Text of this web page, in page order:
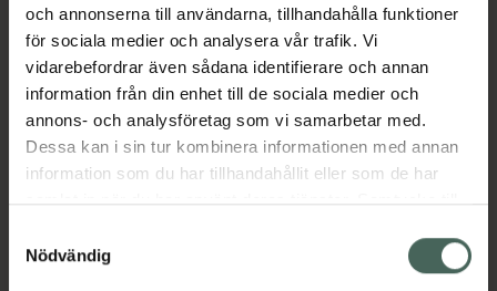
och annonserna till användarna, tillhandahålla funktioner
för sociala medier och analysera vår trafik. Vi
vidarebefordrar även sådana identifierare och annan
information från din enhet till de sociala medier och
annons- och analysföretag som vi samarbetar med.
Dessa kan i sin tur kombinera informationen med annan
information som du har tillhandahållit eller som de har
samlat in när du har använt deras tjänster. Samtycke till
återkalla ditt samtycke via webbplatsens
cookieinställningar. Ett återkallat samtycke påverkar inte
Nödvändig
Stängt:12:15-13:00
Måndag 08:30 - 16:00 , stängt: 12:15
08:30 , stängt: 12:15 13:00
Onsdag 08:30-16:00 , stängt: 12:15 - 13:00
13:00